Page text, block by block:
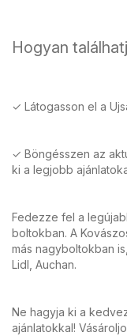
Hogyan
✓ Látogasson el a
✓ Böngésszen az
ki a legjobb
Fedezze fel a
boltokban. A
más nagyboltokban
Lidl, Auchan.
Ne hagyja ki a
ajánlatokkal!